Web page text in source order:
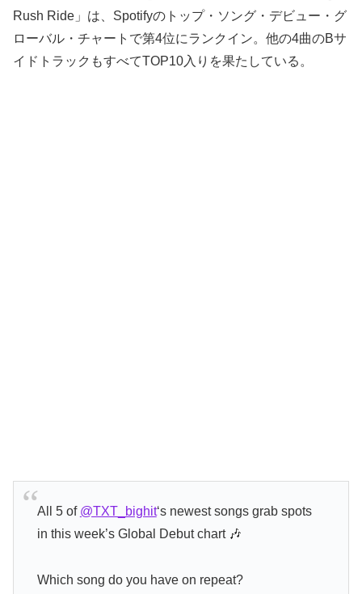
Rush Ride」は、Spotifyのトップ・ソング・デビュー・グ
ローバル・チャートで第4位にランクイン。他の4曲のBサ
イドトラックもすべてTOP10入りを果たしている。
All 5 of @TXT_bighit‘s newest songs grab spots
in this week’s Global Debut chart 🎶
Which song do you have on repeat?